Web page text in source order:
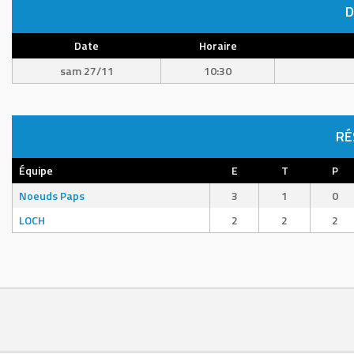
Date Horaire
sam 27/11
10:30
Équipe E T P
Noeuds Paps
3 1 0
LOCH
2 2 2